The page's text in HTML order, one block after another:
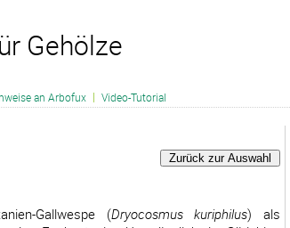
Gehölze
an Arbofux | Video-Tutorial
Gallwespe (Dryocosmus kuriphilus) als